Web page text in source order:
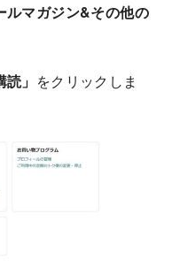
ルマガジン&その他の
」 をクリックしま